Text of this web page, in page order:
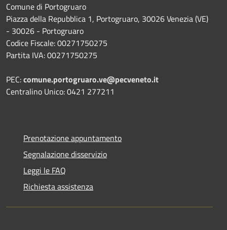
Comune di Portogruaro
Piazza della Repubblica 1, Portogruaro, 30026 Venezia (VE)
- 30026 - Portogruaro
Codice Fiscale: 00271750275
Partita IVA: 00271750275
PEC:comune.portogruaro.ve@pecveneto.it
Centralino Unico: 0421 277211
Prenotazione appuntamento
Segnalazione disservizio
Leggi le FAQ
Richiesta assistenza